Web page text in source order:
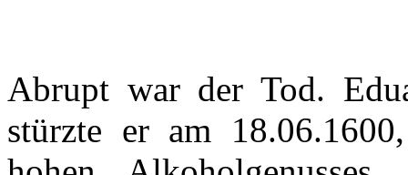
Abrupt war der Tod.
stürzte eram